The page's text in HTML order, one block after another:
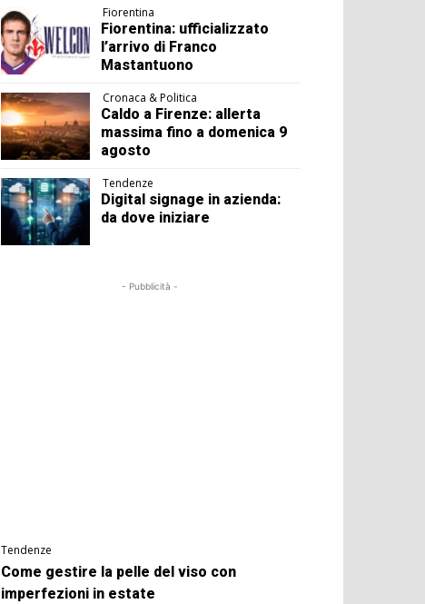
Fiorentina
Fiorentina: ufficializzato
l’arrivo di Franco
Mastantuono
Cronaca & Politica
Caldo a Firenze: allerta
massima fino a domenica 9
agosto
Tendenze
Digital signage in azienda:
da dove iniziare
- Pubblicità -
Tendenze
Come gestire la pelle del viso con
imperfezioni in estate